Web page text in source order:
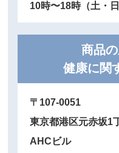
10時〜18時（⼟・
商品の
健康に関
〒107-0051
東京都港区元赤坂1
AHCビル